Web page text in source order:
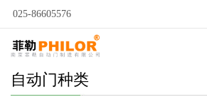
025-86605576
自动门种类